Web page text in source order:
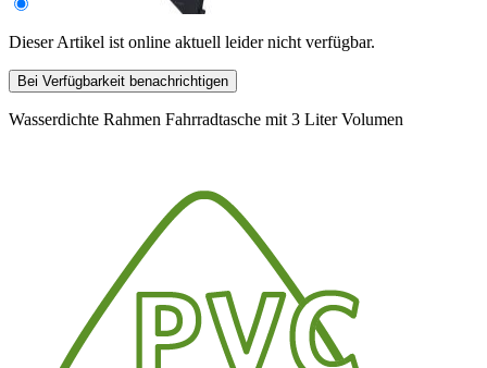
Dieser Artikel ist online aktuell leider nicht verfügbar.
Bei Verfügbarkeit benachrichtigen
Wasserdichte Rahmen Fahrradtasche mit 3 Liter Volumen